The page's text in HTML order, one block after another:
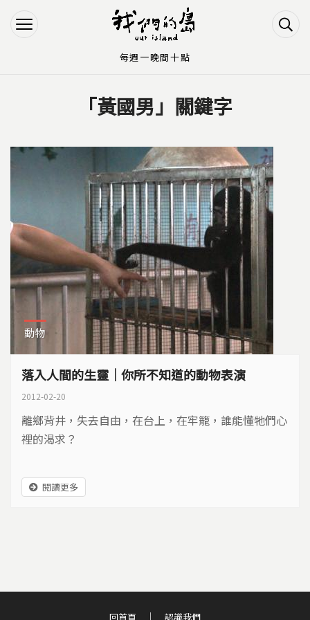
Jump to Navigation
Jump to Main content
「黃國男」關鍵字
動物
落入人間的生靈｜你所不知道的動物表演
2012-02-20
離鄉背井，失去自由，在台上，在牢籠，誰能懂牠們心
裡的渴求？
閱讀更多
回首頁 認識我們
每週一晚間十點